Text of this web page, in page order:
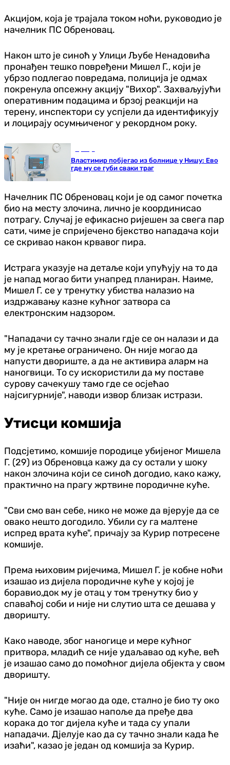
Акцијом, која је трајала током ноћи, руководио је
начелник ПС Обреновац.
Након што је синоћ у Улици Љубе Ненадовића
пронађен тешко повређени Мишел Г., који је
убрзо подлегао повредама, полиција је одмах
покренула опсежну акцију "Вихор". Захваљујући
оперативним подацима и брзој реакцији на
терену, инспектори су успјели да идентификују
и лоцирају осумњиченог у рекордном року.
Властимир побјегао из болнице у Нишу: Ево
где му се губи сваки траг
Начелник ПС Обреновац који је од самог почетка
био на месту злочина, лично је координисао
потрагу. Случај је ефикасно ријешен за свега пар
сати, чиме је спријечено бјекство нападача који
се скривао након крвавог пира.
Истрага указује на детаље који упућују на то да
је напад могао бити унапред планиран. Наиме,
Мишел Г. се у тренутку убиства налазио на
издржавању казне кућног затвора са
електронским надзором.
"Нападачи су тачно знали гдје се он налази и да
му је кретање ограничено. Он није могао да
напусти двориште, а да не активира аларм на
наногвици. То су искористили да му поставе
сурову сачекушу тамо где се осјећао
најсигурније", наводи извор близак истрази.
Утисци комшија
Подсјетимо, комшије породице убијеног Мишела
Г. (29) из Обреновца кажу да су остали у шоку
након злочина који се синоћ догодио, како кажу,
практично на прагу жртвине породичне куће.
"Сви смо ван себе, нико не може да вјерује да се
овако нешто догодило. Убили су га малтене
испред врата куће", причају за Курир потресене
комшије.
Према њиховим ријечима, Мишел Г. је кобне ноћи
изашао из дијела породичне куће у којој је
боравио,док му је отац у том тренутку био у
спаваћој соби и није ни слутио шта се дешава у
дворишту.
Како наводе, због наногице и мере кућног
притвора, младић се није удаљавао од куће, већ
је изашао само до помоћног дијела објекта у свом
дворишту.
"Није он нигде могао да оде, стално је био ту око
куће. Само је изашао напоље да пређе два
корака до тог дијела куће и тада су упали
нападачи. Дјелује као да су тачно знали када ће
изаћи", казао је један од комшија за Курир.